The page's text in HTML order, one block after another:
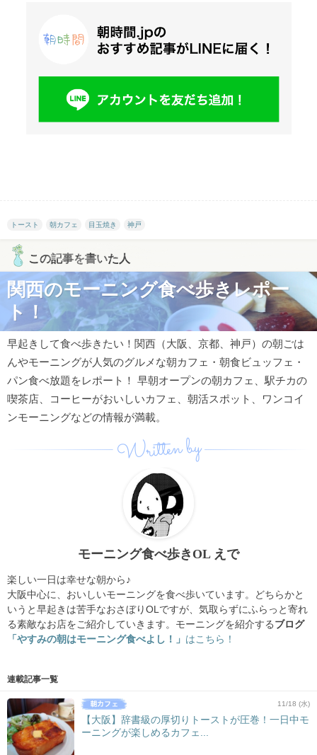
トースト 朝カフェ 目玉焼き 神戸
この記事を書いた人
関西のモーニング食べ歩きレポー
ト！
早起きして食べ歩きたい！関西（大阪、京都、神戸）の朝ごは
んやモーニングが人気のグルメな朝カフェ・朝食ビュッフェ・
パン食べ放題をレポート！ 早朝オープンの朝カフェ、駅チカの
喫茶店、コーヒーがおいしいカフェ、朝活スポット、ワンコイ
ンモーニングなどの情報が満載。
Written by
モーニング食べ歩きOL えで
楽しい一日は幸せな朝から♪
大阪中心に、おいしいモーニングを食べ歩いています。どちらかと
いうと早起きは苦手なおさぼりOLですが、気取らずにふらっと寄れ
る素敵なお店をご紹介していきます。モーニングを紹介する ブログ
「 やすみの朝はモーニング食べよし！」 はこちら！
連載記事一覧
11/18 (水)
【大阪】辞書級の厚切りトーストが圧巻！一日中モ
ーニングが楽しめるカフェ...